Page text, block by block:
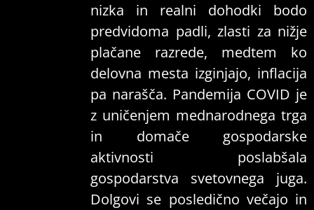
nizka in realni dohodki bodo
predvidoma padli, zlasti za nižje
plačane razrede, medtem ko
delovna mesta izginjajo, inflacija
pa narašča. Pandemija COVID je
z uničenjem mednarodnega trga
in domače gospodarske
aktivnosti poslabšala
gospodarstva svetovnega juga.
Dolgovi se posledično večajo in